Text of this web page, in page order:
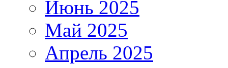
Июнь 2025
Май 2025
Апрель 2025